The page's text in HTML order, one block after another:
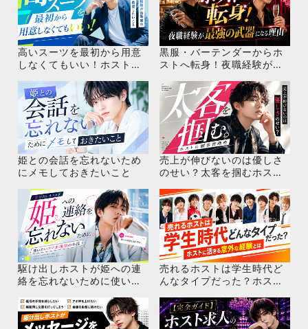
高いスーツを最初から用意
しなくてもいい！ホスト未
したいこと
黒服・バーテンダーからホ
ストへ転身！夜職経験が最
姫との会話を忘れないため
にメモしておきたいこと
売上が伸びないのは優しさ
のせい？太客を掴むホスト
駆け出しホストが姫への連
絡を忘れないために使いた
売れるホストは学生時代ど
んなタイプだった？ホスト